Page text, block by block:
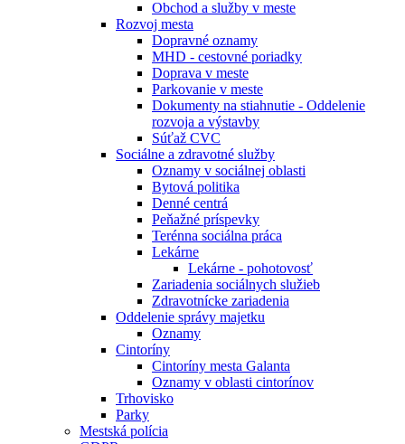
Obchod a služby v meste
Rozvoj mesta
Dopravné oznamy
MHD - cestovné poriadky
Doprava v meste
Parkovanie v meste
Dokumenty na stiahnutie - Oddelenie
rozvoja a výstavby
Súťaž CVC
Sociálne a zdravotné služby
Oznamy v sociálnej oblasti
Bytová politika
Denné centrá
Peňažné príspevky
Terénna sociálna práca
Lekárne
Lekárne - pohotovosť
Zariadenia sociálnych služieb
Zdravotnícke zariadenia
Oddelenie správy majetku
Oznamy
Cintoríny
Cintoríny mesta Galanta
Oznamy v oblasti cintorínov
Trhovisko
Parky
Mestská polícia